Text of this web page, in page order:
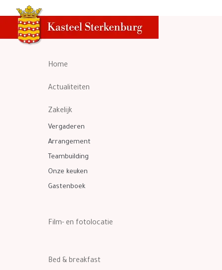
Home
Actualiteiten
Zakelijk
Vergaderen
Arrangement
Teambuilding
Onze keuken
Gastenboek
Film- en fotolocatie
Bed & breakfast